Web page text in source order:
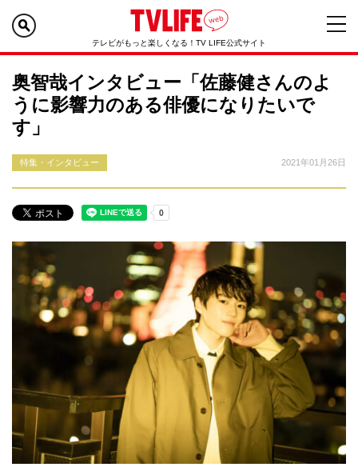
テレビがもっと楽しくなる！TV LIFE公式サイト
奥智哉インタビュー「佐藤健さんのよ
うに影響力のある俳優になりたいで
す」
特集・インタビュー 2021年01月26日